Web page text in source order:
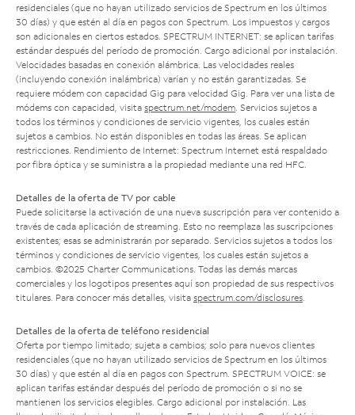
residenciales (que no hayan utilizado servicios de Spectrum en los últimos
30 días) y que estén al día en pagos con Spectrum. Los impuestos y cargos
son adicionales en ciertos estados. SPECTRUM INTERNET: se aplican tarifas
estándar después del período de promoción. Cargo adicional por instalación.
Velocidades basadas en conexión alámbrica. Las velocidades reales
(incluyendo conexión inalámbrica) varían y no están garantizadas. Se
requiere módem con capacidad Gig para velocidad Gig. Para ver una lista de
módems con capacidad, visita spectrum.net/modem . Servicios sujetos a
todos los términos y condiciones de servicio vigentes, los cuales están
sujetos a cambios. No están disponibles en todas las áreas. Se aplican
restricciones. Rendimiento de Internet: Spectrum Internet está respaldado
por fibra óptica y se suministra a la propiedad mediante una red HFC.
Detalles de la oferta de TV por cable
Puede solicitarse la activación de una nueva suscripción para ver contenido a
través de cada aplicación de streaming. Esto no reemplaza las suscripciones
existentes; esas se administrarán por separado. Servicios sujetos a todos los
términos y condiciones de servicio vigentes, los cuales están sujetos a
cambios. ©2025 Charter Communications. Todas las demás marcas
comerciales y los logotipos presentes aquí son propiedad de sus respectivos
titulares. Para conocer más detalles, visita spectrum.com/disclosures
Detalles de la oferta de teléfono residencial
Oferta por tiempo limitado; sujeta a cambios; solo para nuevos clientes
residenciales (que no hayan utilizado servicios de Spectrum en los últimos
30 días) y que estén al día en pagos con Spectrum. SPECTRUM VOICE: se
aplican tarifas estándar después del período de promoción o si no se
mantienen los servicios elegibles. Cargo adicional por instalación. Las